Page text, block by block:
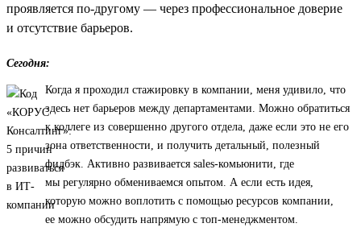
проявляется по-другому — через профессиональное доверие
и отсутствие барьеров.
Сегодня:
Когда я проходил стажировку в компании, меня удивило, что
здесь нет барьеров между департаментами. Можно обратиться
к коллеге из совершенно другого отдела, даже если это не его
зона ответственности, и получить детальный, полезный
фидбэк. Активно развивается sales-комьюнити, где
мы регулярно обмениваемся опытом. А если есть идея,
которую можно воплотить с помощью ресурсов компании,
ее можно обсудить напрямую с топ-менеджментом.